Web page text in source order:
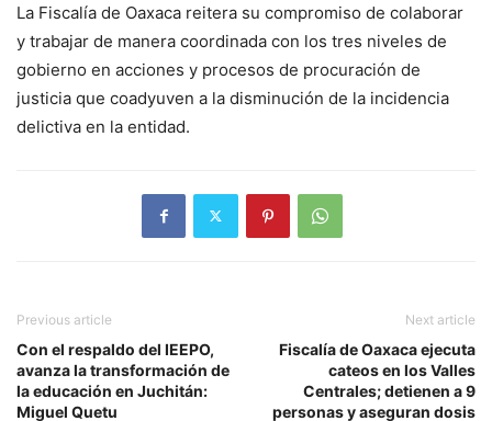
La Fiscalía de Oaxaca reitera su compromiso de colaborar
y trabajar de manera coordinada con los tres niveles de
gobierno en acciones y procesos de procuración de
justicia que coadyuven a la disminución de la incidencia
delictiva en la entidad.
Previous article
Con el respaldo del IEEPO,
avanza la transformación de
la educación en Juchitán:
Miguel Quetu
Next article
Fiscalía de Oaxaca ejecuta
cateos en los Valles
Centrales; detienen a 9
personas y aseguran dosis